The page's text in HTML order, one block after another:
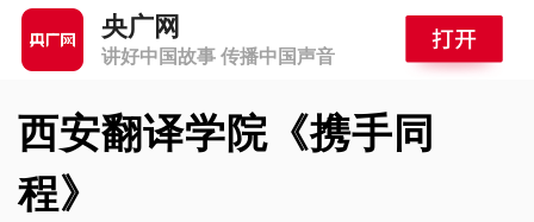
央广网
讲好中国故事 传播中国声音
西安翻译学院《携手同
程》